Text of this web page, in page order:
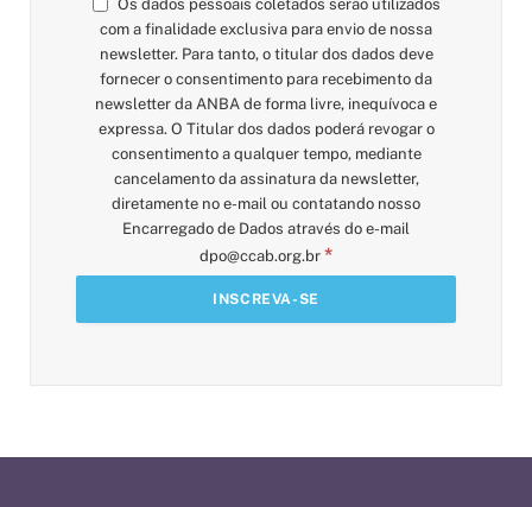
Os dados pessoais coletados serão utilizados
com a finalidade exclusiva para envio de nossa
newsletter. Para tanto, o titular dos dados deve
fornecer o consentimento para recebimento da
newsletter da ANBA de forma livre, inequívoca e
expressa. O Titular dos dados poderá revogar o
consentimento a qualquer tempo, mediante
cancelamento da assinatura da newsletter,
diretamente no e-mail ou contatando nosso
Encarregado de Dados através do e-mail
dpo@ccab.org.br *